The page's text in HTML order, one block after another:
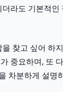
라도 기본적
찾고 싶어
중요하며, 또
차분하게 설명